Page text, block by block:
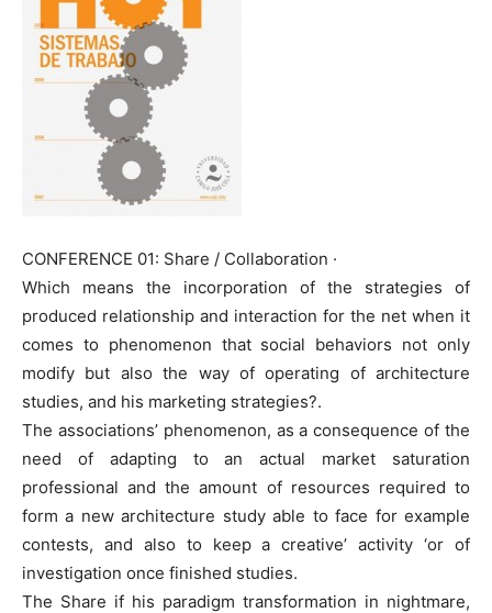
CONFERENCE 01: Share / Collaboration ·
Which means the incorporation of the strategies of
produced relationship and interaction for the net when it
comes to phenomenon that social behaviors not only
modify but also the way of operating of architecture
studies, and his marketing strategies?.
The associations’ phenomenon, as a consequence of the
need of adapting to an actual market saturation
professional and the amount of resources required to
form a new architecture study able to face for example
contests, and also to keep a creative’ activity ‘or of
investigation once finished studies.
The Share if his paradigm transformation in nightmare,